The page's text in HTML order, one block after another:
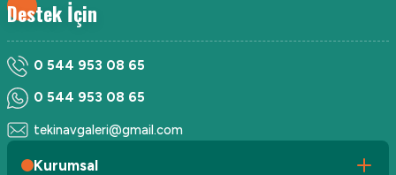
Destek İçin
0 544 953 08 65
0 544 953 08 65
tekinavgaleri@gmail.com
Kurumsal